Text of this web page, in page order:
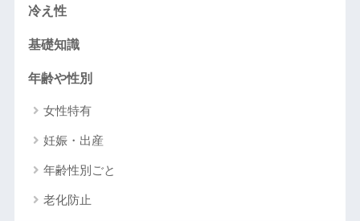
冷え性
基礎知識
年齢や性別
女性特有
妊娠・出産
年齢性別ごと
老化防止